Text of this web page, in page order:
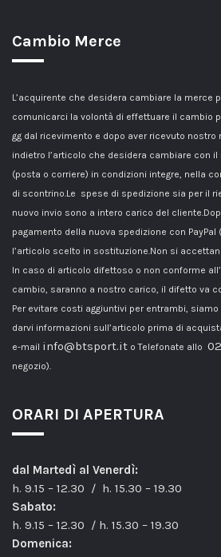
Cambio Merce
L’acquirente che desidera cambiare la merce
comunicarci la volontà di effettuare il cambio
gg dal ricevimento e dopo aver ricevuto
indietro l’articolo che desidera cambiare con
(posta o corriere) in condizioni integre, nella
di scontrino.Le spese di spedizione sia per il
nuovo invio sono a intero carico del
pagamento della nuova spedizione con
l’articolo scelto in sostituzione.Non si
In caso di articolo difettoso o non conforme
cambio, saranno a nostro carico, il difetto va
Per evitare costi aggiuntivi per entrambi,
darvi informazioni sull’articolo prima di
e-mail info@btsport.it o Telefonate allo
negozio).
ORARI DI APERTURA
dal Martedì al Venerdì:
h. 9.15 – 12.30 / h. 15.30 – 19.30
Sabato:
h. 9.15 – 12.30 / h. 15.30 – 19.30
Domenica: